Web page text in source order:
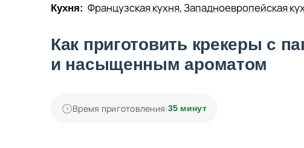
Кухня: Французская кухня,Западноевропейская
Как приготовить крекеры с
и насыщенным ароматом
Время приготовления:35 минут